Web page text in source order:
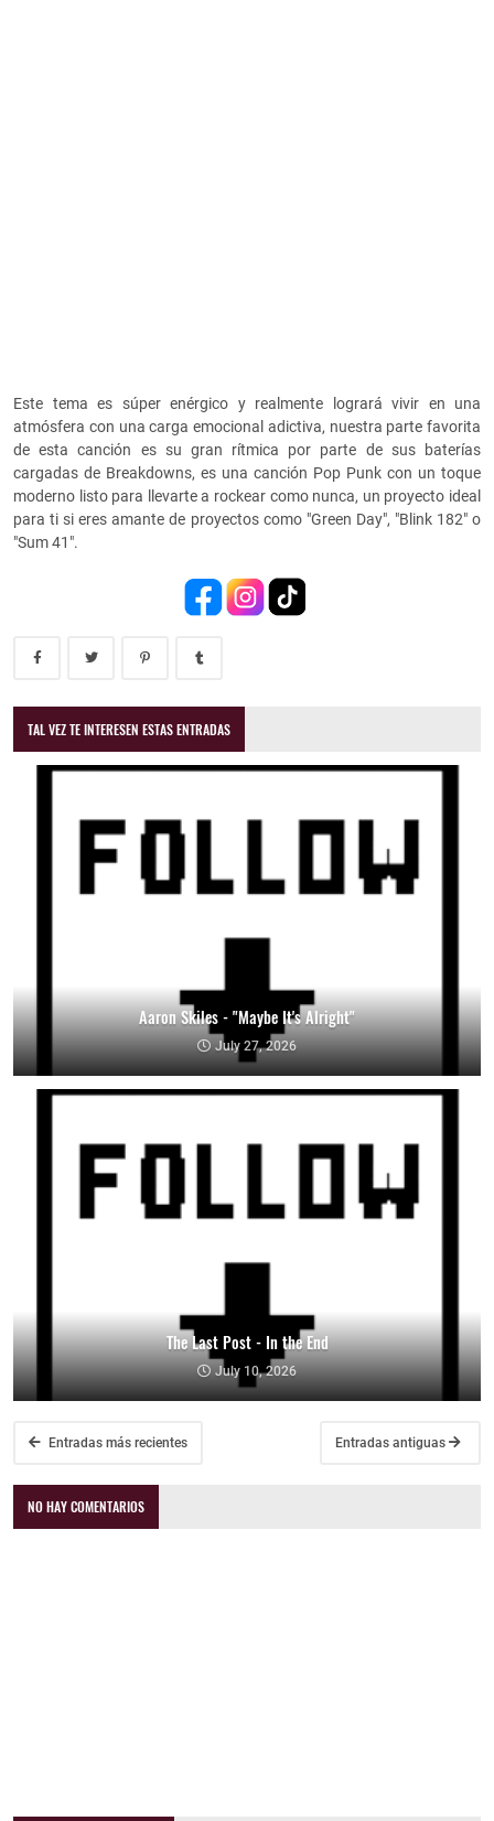
Este tema es súper enérgico y realmente logrará vivir en una
atmósfera con una carga emocional adictiva, nuestra parte favorita
de esta canción es su gran rítmica por parte de sus baterías
cargadas de Breakdowns, es una canción Pop Punk con un toque
moderno listo para llevarte a rockear como nunca, un proyecto ideal
para ti si eres amante de proyectos como "Green Day", "Blink 182" o
"Sum 41".
TAL VEZ TE INTERESEN ESTAS ENTRADAS
Aaron Skiles - "Maybe It's Alright"
July 27, 2026
The Last Post - In the End
July 10, 2026
Entradas más recientes Entradas antiguas
NO HAY COMENTARIOS